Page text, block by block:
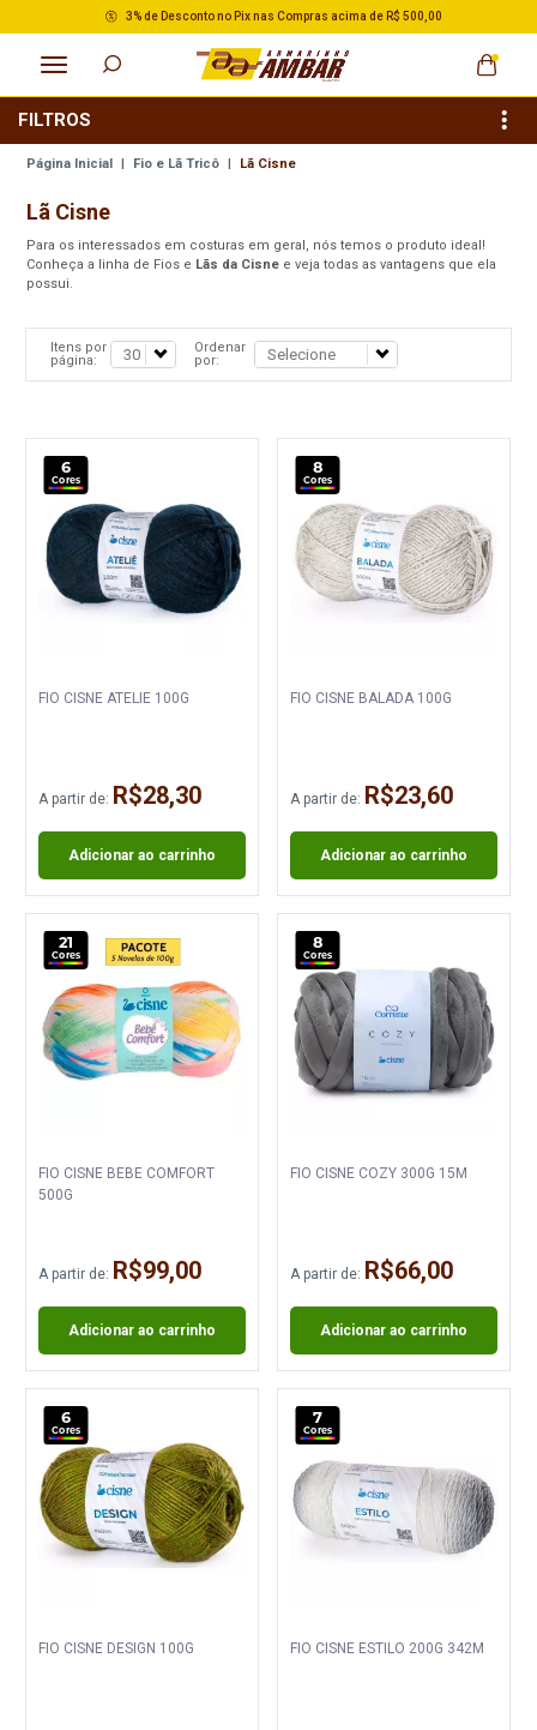
3% de Desconto no Pix nas Compras acima de R$ 500,00
Página Inicial | Fio e Lã Tricô | Lã Cisne
FILTROS
Lã Cisne
Para os interessados em costuras em geral, nós temos o produto ideal!
Conheça a linha de Fios e Lãs da Cisne e veja todas as vantagens que ela
possui.
Itens por
página:
Ordenar
por:
6
Cores
FIO CISNE ATELIE 100G
A partir de: R$28,30
Adicionar ao carrinho
8
Cores
FIO CISNE BALADA 100G
A partir de: R$23,60
Adicionar ao carrinho
21
Cores
FIO CISNE BEBE COMFORT
500G
A partir de: R$99,00
Adicionar ao carrinho
8
Cores
FIO CISNE COZY 300G 15M
A partir de: R$66,00
Adicionar ao carrinho
6
Cores
FIO CISNE DESIGN 100G
7
Cores
FIO CISNE ESTILO 200G 342M